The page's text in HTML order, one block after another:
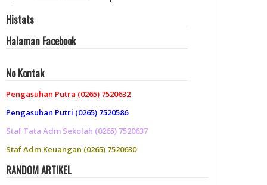
Histats
Halaman Facebook
No Kontak
Pengasuhan Putra (0265) 7520632
Pengasuhan Putri (0265) 7520586
Staf Tata Adm Sekolah (0265) 7520637
Staf Adm Keuangan (0265) 7520630
RANDOM ARTIKEL